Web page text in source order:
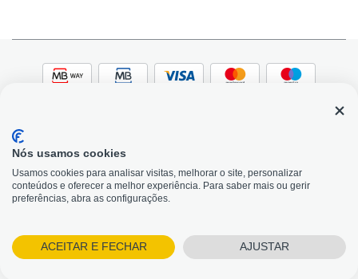
© 2026, Bildit. Todos os direitos reservados | Powered
by Toogas, with
Magento
Precisa de Ajuda?
Nós usamos cookies
Usamos cookies para analisar visitas, melhorar o site, personalizar
conteúdos e oferecer a melhor experiência. Para saber mais ou gerir
preferências, abra as configurações.
ACEITAR E FECHAR AJUSTAR